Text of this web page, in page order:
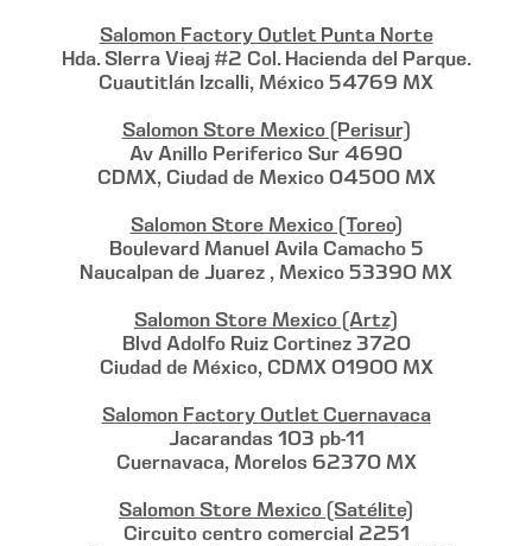
Salomon Factory Outlet Punta Norte
Hda. SIerra Vieaj #2 Col. Hacienda del Parque.
Cuautitlán Izcalli, México 54769 MX
Salomon Store Mexico (Perisur)
Av Anillo Periferico Sur 4690
CDMX, Ciudad de Mexico 04500 MX
Salomon Store Mexico (Toreo)
Boulevard Manuel Avila Camacho 5
Naucalpan de Juarez , Mexico 53390 MX
Salomon Store Mexico (Artz)
Blvd Adolfo Ruiz Cortinez 3720
Ciudad de México, CDMX 01900 MX
Salomon Factory Outlet Cuernavaca
Jacarandas 103 pb-11
Cuernavaca, Morelos 62370 MX
Salomon Store Mexico (Satélite)
Circuito centro comercial 2251